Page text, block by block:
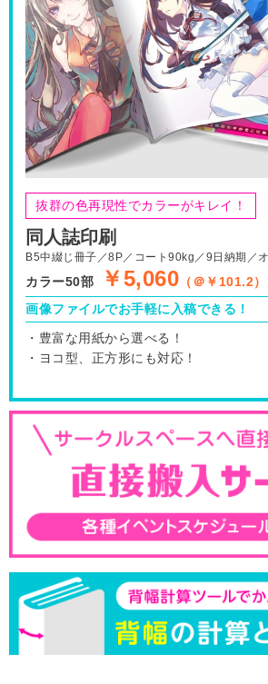
抜群の色再現性でカラーがキレイ！
同人誌印刷
B5中綴じ冊子／8P／コート90kg／9日納期／
カラー50部 ￥5,060 （＠￥101.2）
画像ファイルでお手軽に入稿できる！
豊富な用紙から選べる！
ヨコ型、正方形にも対応！